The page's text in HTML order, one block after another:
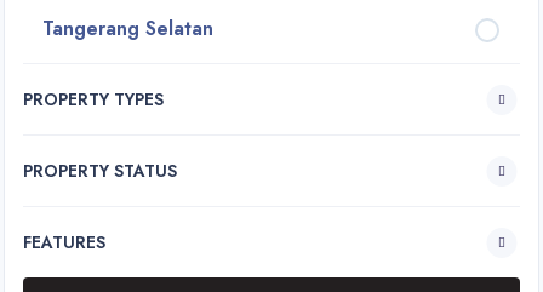
Tangerang Selatan
PROPERTY TYPES
PROPERTY STATUS
FEATURES